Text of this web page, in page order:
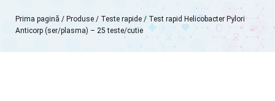
Prima pagină / Produse / Teste rapide / Test rapid Helicobacter Pylori
Anticorp (ser/plasma) – 25 teste/cutie